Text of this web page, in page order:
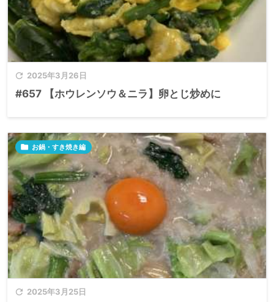
 2025年3月26日
#657 【ホウレンソウ＆ニラ】卵とじ炒めに
 2025年3月25日
 お鍋・すき焼き編